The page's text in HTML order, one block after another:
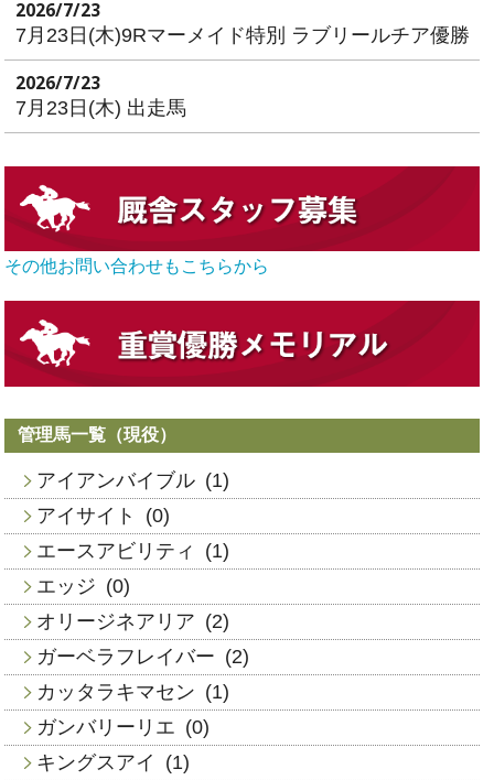
2026/7/23
7月23日(木)9Rマーメイド特別 ラブリールチア優勝
2026/7/23
7月23日(木) 出走馬
その他お問い合わせもこちらから
管理馬一覧（現役）
アイアンバイブル (1)
アイサイト
(0)
エースアビリティ
(1)
エッジ (0)
オリージネアリア (2)
ガーベラフレイバー (2)
カッタラキマセン (1)
ガンバリーリエ (0)
キングスアイ
(1)